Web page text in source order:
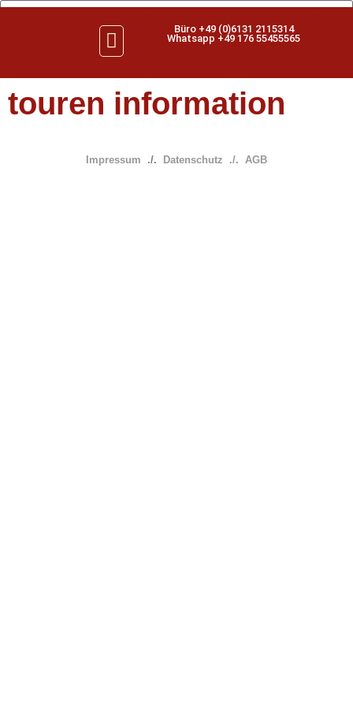
Büro +49 (0)6131 2115314
Whatsapp +49 176 55455565
touren information
Impressum ./. Datenschutz ./. AGB